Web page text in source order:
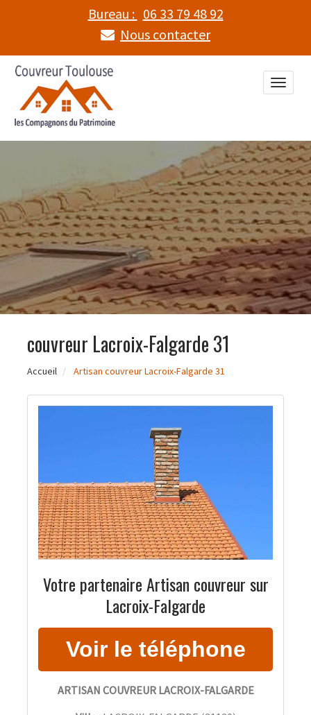
Bureau : 06 33 79 48 92
Nous contacter
Toggle
couvreur Lacroix-Falgarde 31
Accueil Artisan couvreur Lacroix-Falgarde 31
Votre partenaire Artisan couvreur sur
Lacroix-Falgarde
ARTISAN COUVREUR LACROIX-FALGARDE